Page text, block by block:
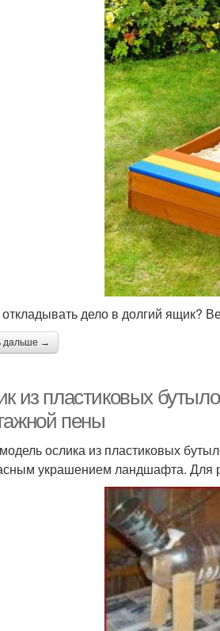
дело в долгий ящик?
дальше →
из пластиковых
пены
ослика из пластиковых
украшением ландшафта. Для